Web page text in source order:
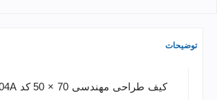
توضیحات